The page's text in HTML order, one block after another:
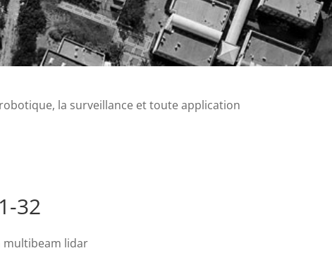
la surveillance et toute application
32
multibeam lidar